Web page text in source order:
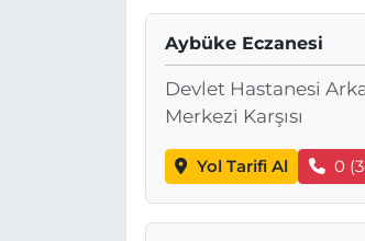
Aybüke Eczanesi
Devlet Hastanesi
Merkezi Karşısı
Yol Tarifi Al 0